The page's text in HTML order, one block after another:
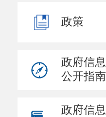
政策
政府信息
公开指南
政府信息